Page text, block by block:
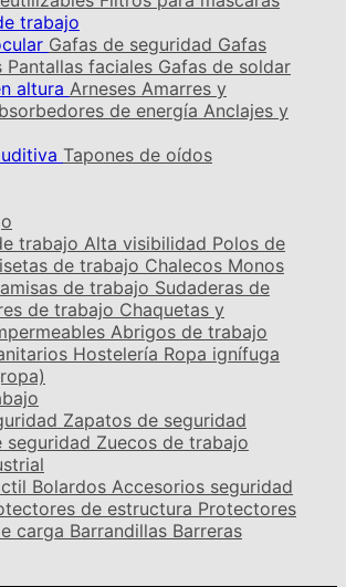
trabajo
Gafas de seguridad Gafas
Pantallas faciales Gafas de soldar
altura Arneses Amarres y
de energía Anclajes y
Tapones de oídos
trabajo Alta visibilidad Polos de
de trabajo Chalecos Monos
de trabajo Sudaderas de
de trabajo Chaquetas y
Abrigos de trabajo
Hostelería Ropa ignífuga
Zapatos de seguridad
seguridad Zuecos de trabajo
Bolardos Accesorios seguridad
de estructura Protectores
carga Barrandillas Barreras